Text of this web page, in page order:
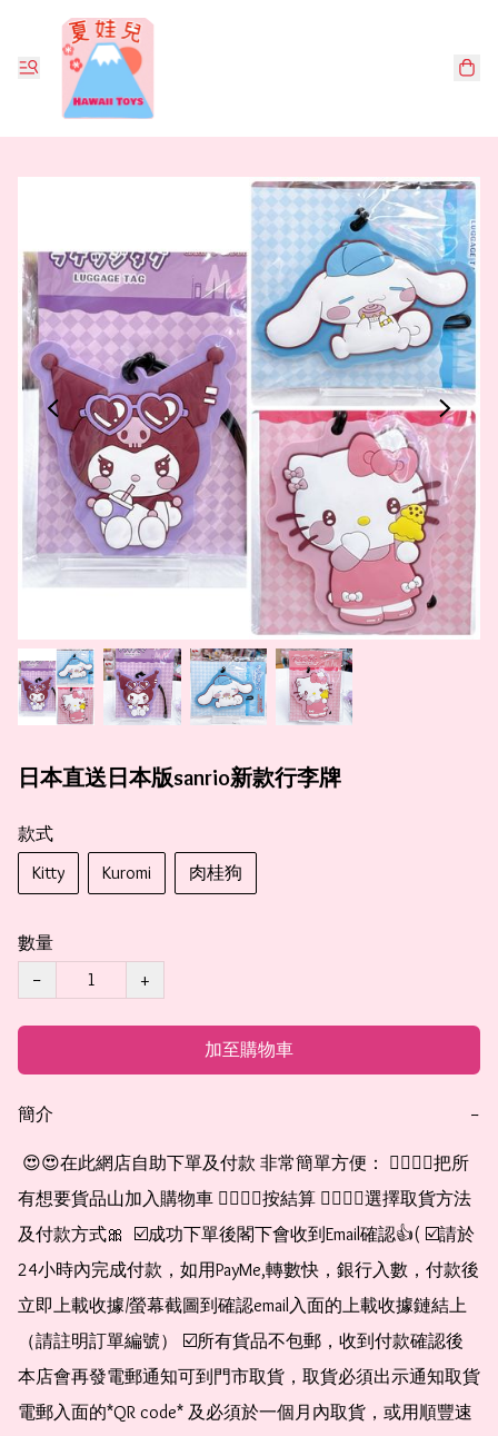
日本直送日本版sanrio新款行李牌
款式
Kitty
Kuromi 肉桂狗
數量
−
+
加至購物車
簡介 −
有想要貨品山加入購物車 👉🏻👉🏻按結算 👉🏻👉🏻選擇取貨方法
及付款方式🎀  ☑️成功下單後閣下會收到Email確認👍( ☑️請於
24小時內完成付款，如用PayMe,轉數快，銀行入數，付款後
立即上載收據/螢幕截圖到確認email入面的上載收據鏈結上
（請註明訂單編號） ☑️所有貨品不包郵，收到付款確認後
本店會再發電郵通知可到門市取貨，取貨必須出示通知取貨
電郵入面的*QR code* 及必須於一個月內取貨，或用順豐速